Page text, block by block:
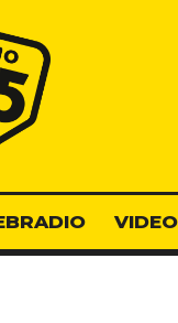
105
VIDEO